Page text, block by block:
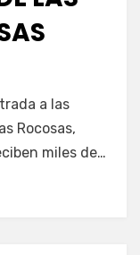
a las
Rocosas,
miles de…